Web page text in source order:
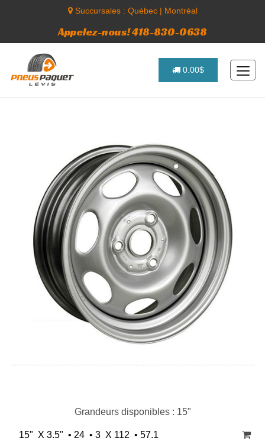
Succursales : Québec| Montréal
Appelez-nous! 418-830-0638
0.00$
Grandeurs disponibles : 15"
15" X 3.5" • 24 • 3 X 112 • 57.1